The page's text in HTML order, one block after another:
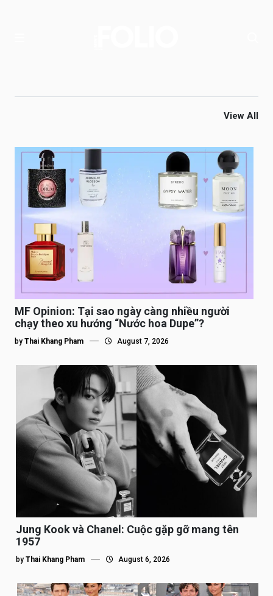
View All
MF Opinion: Tại sao ngày càng nhiều người
chạy theo xu hướng “Nước hoa Dupe”?
by Thai Khang Pham August 7, 2026
Jung Kook và Chanel: Cuộc gặp gỡ mang tên
1957
by Thai Khang Pham August 6, 2026